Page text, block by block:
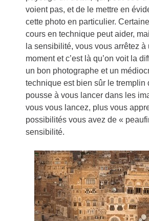
voient pas, et de le mettre en
cette photo en particulier.
cours en technique peut aider,
la sensibilité, vous vous arrêtez à
moment et c’est là qu’on voit la
un bon photographe et un
technique est bien sûr le tremplin
pousse à vous lancer dans les
vous vous lancez, plus vous
possibilités vous avez de «
sensibilité.